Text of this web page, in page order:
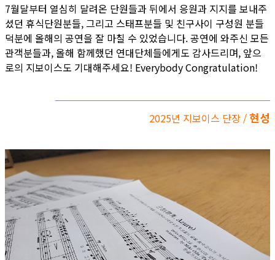
7월달부터 열심히 달려온 단원들과 뒤에서 응원과 지지를 보내주
셨던 휴식단원분들, 그리고 스태프분들 및 친구사이 구성원 분들
덕분에 올해의 공연을 잘 마칠 수 있었습니다. 공연에 와주신 모든
관객분들과, 올해 함께했던 연대단체들에게도 감사드리며, 앞으
로의 지보이스도 기대해주세요! Everybody Congratulation!
2025년 지보이스 단장 /현성